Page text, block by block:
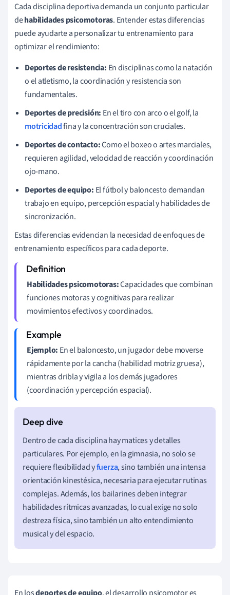
Cada disciplina deportiva demanda un conjunto particular
dehabilidades psicomotoras. Entender estas diferencias
puede ayudarte a personalizar tu entrenamiento para
optimizar el rendimiento:
Deportes de resistencia: En disciplinas como la natación
o el atletismo, la coordinación y resistencia son
fundamentales.
Deportes de precisión: En el tiro con arco o el golf, la
motricidadfina y la concentración son cruciales.
Deportes de contacto:Como el boxeo o artes marciales,
requieren agilidad, velocidad de reacción y coordinación
ojo-mano.
Deportes de equipo: El fútbol y baloncesto demandan
trabajo en equipo, percepción espacial y habilidades de
sincronización.
Estas diferencias evidencian la necesidad de enfoques de
entrenamiento específicos para cada deporte.
Habilidades psicomotoras:Capacidades que combinan
funciones motoras y cognitivas para realizar
movimientos efectivos y coordinados.
Ejemplo: En el baloncesto, un jugador debe moverse
rápidamente por la cancha (habilidad motriz gruesa),
mientras dribla y vigila a los demás jugadores
(coordinación y percepción espacial).
Dentro de cada disciplina hay matices y detalles
particulares. Por ejemplo, en la gimnasia, no solo se
requiere flexibilidad yfuerza, sino también una intensa
orientación kinestésica, necesaria para ejecutar rutinas
complejas. Además, los bailarines deben integrar
habilidades rítmicas avanzadas, lo cual exige no solo
destreza física, sino también un alto entendimiento
musical y del espacio.
En losdeportes de equipo, el desarrollo psicomotor es